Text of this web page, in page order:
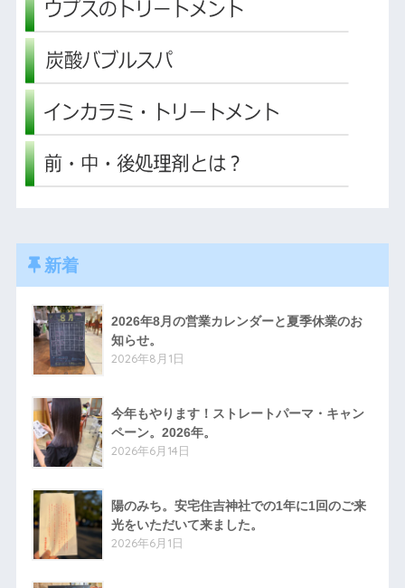
新着
2026年8月の営業カレンダーと夏季休業のお
知らせ。
2026年8月1日
今年もやります！ストレートパーマ・キャン
ペーン。2026年。
2026年6月14日
陽のみち。安宅住吉神社での1年に1回のご来
光をいただいて来ました。
2026年6月1日